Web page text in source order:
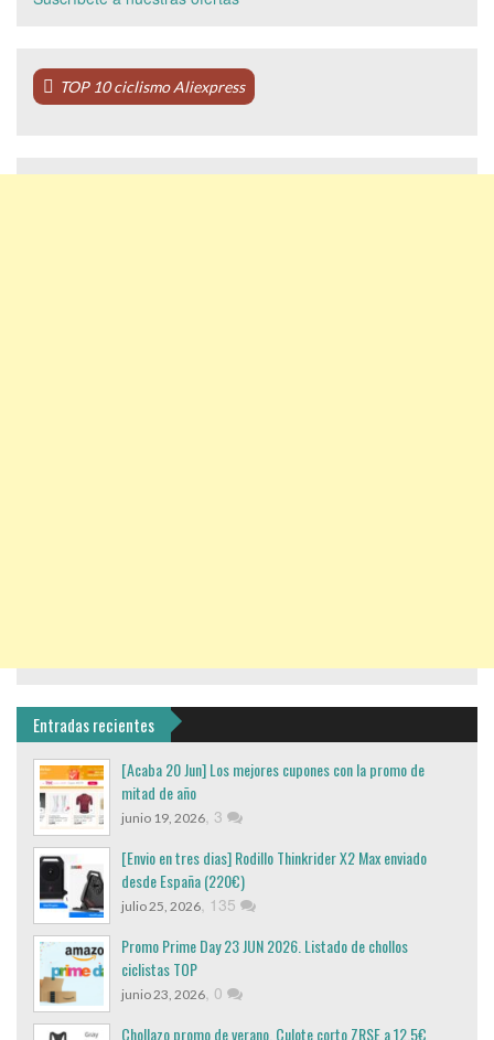
TOP 10 ciclismo Aliexpress
Entradas recientes
[Acaba 20 Jun] Los mejores cupones con la promo de
mitad de año
junio 19, 2026, 3
[Envio en tres dias] Rodillo Thinkrider X2 Max enviado
desde España (220€)
julio 25, 2026, 135
Promo Prime Day 23 JUN 2026. Listado de chollos
ciclistas TOP
junio 23, 2026, 0
Chollazo promo de verano, Culote corto ZRSE a 12,5€